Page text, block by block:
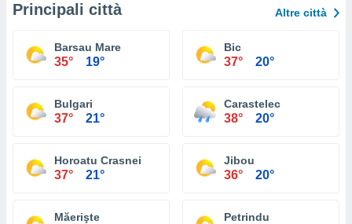
Principali città Altre città
Barsau Mare
35° 19°
Bic
37° 20°
Bulgari
37° 21°
Carastelec
38° 20°
Horoatu Crasnei
37° 21°
Jibou
36° 20°
Măerişte Petrindu